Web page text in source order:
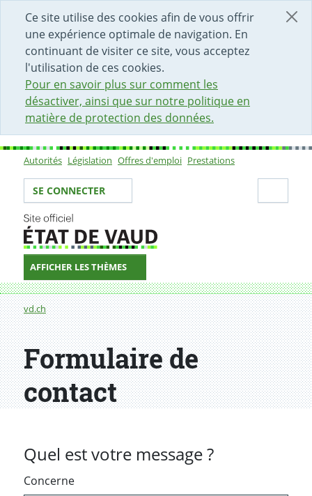
Ce site utilise des cookies afin de vous offrir
une expérience optimale de navigation. En
continuant de visiter ce site, vous acceptez
l'utilisation de ces cookies.
Pour en savoir plus sur comment les
désactiver, ainsi que sur notre politique en
matière de protection des données.
DÉBUT DU CONTENU DE LA PAGE
ACCÈS AU CHAMP DE RECHERCHE
PAGE D'ACCUEIL
FORMULAIRE DE CONTACT
Sous-navigation
Autorités Législation Offres d'emploi Prestations
Votre identité
SE CONNECTER
AFFICHER LES THÈMES
Fil d'Ariane
vd.ch
Formulaire de contact
Formulaire de
contact
Quel est votre message ?
Concerne